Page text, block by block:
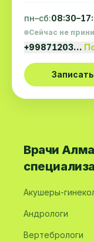
пн–сб:
Сейчас не
+99871203…
Врачи
Акушеры-
Андрологи
Вертебрологи